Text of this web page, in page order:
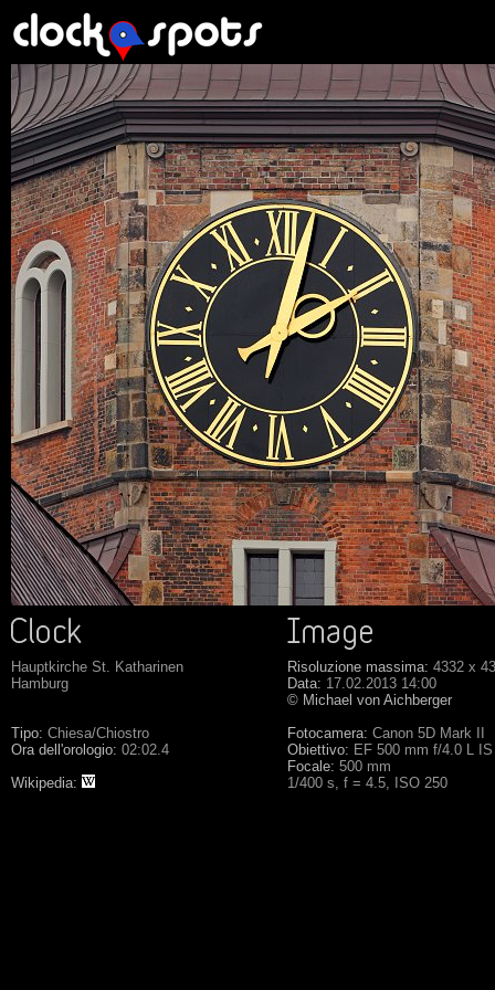
Hauptkirche St. Katharinen
Hamburg
Tipo: Chiesa/Chiostro
Ora dell'orologio: 02:02.4
Wikipedia:
Risoluzione massima: 4332 x
Data: 17.02.2013 14:00
© Michael von Aichberger
Fotocamera: Canon 5D Mark II
Obiettivo: EF 500 mm f/4.0 L
Focale: 500 mm
1/400 s, f = 4.5, ISO 250